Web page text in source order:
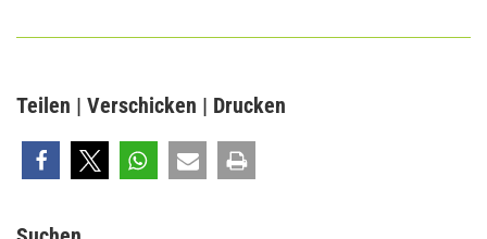
Teilen | Verschicken | Drucken